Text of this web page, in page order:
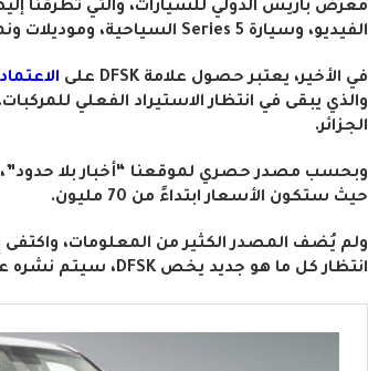
معرض باريس الدولي للسيارات، والتي تطرقنا
الفيديو، وسيارة Series 5 السياحية، وموديلات ونماذج أخرى بطبيعة الحال.
في الأخير، يعتبر حصول علامة DFSK على
والذي يبقى في انتظار الاستيراد الفعلي
الجزائر.
وبحسب مصدر حصري لموقعنا “أخبار بلا
حيث ستكون الأسعار ابتداءً من 70 مليون.
ولم يُضف المصدر الكثير من المعلومات، واكتفى
انتظار كل ما هو جديد يخص DFSK، سيتم نشره عبر موقعنا كالمعتاد.